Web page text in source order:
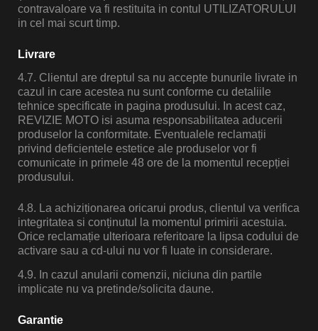
contravaloare va fi restituita in contul UTILIZATORULUI
in cel mai scurt timp.
Livrare
4.7. Clientul are dreptul sa nu accepte bunurile livrate in
cazul in care acestea nu sunt conforme cu detaliile
tehnice specificate in pagina produsului. In acest caz,
REVIZIE MOTO isi asuma responsabilitatea aducerii
produselor la conformitate. Eventualele reclamații
privind deficientele estetice ale produselor vor fi
comunicate in primele 48 ore de la momentul recepției
produsului.
4.8. La achiziționarea oricarui produs, clientul va verifica
integritatea si conținutul la momentul primirii acestuia.
Orice reclamație ulterioara referitoare la lipsa codului de
activare sau a cd-ului nu vor fi luate in considerare.
4.9. In cazul anularii comenzii, niciuna din partile
implicate nu va pretinde/solicita daune.
Garantie